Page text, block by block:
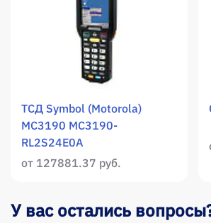
ТСД Symbol (Motorola)
MC3190 MC3190-
RL2S24E0A
от 127881.37 руб.
У вас остались